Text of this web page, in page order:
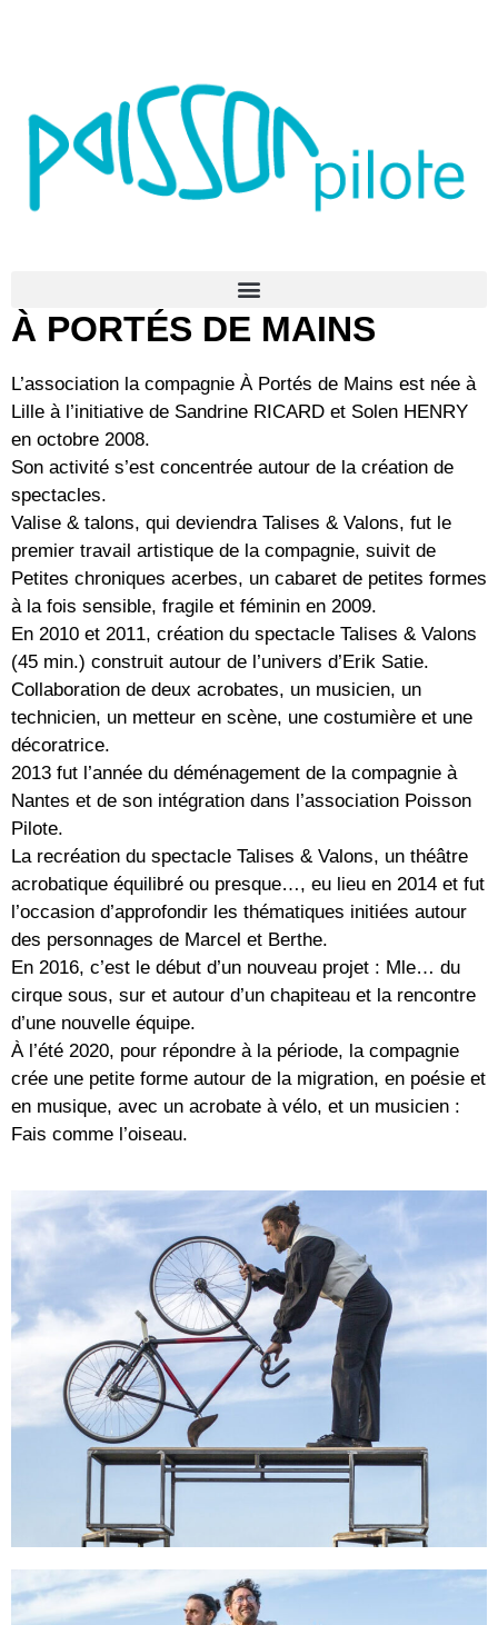
À PORTÉS DE MAINS
L’association la compagnie À Portés de Mains est née à
Lille à l’initiative de Sandrine RICARD et Solen HENRY
en octobre 2008.
Son activité s’est concentrée autour de la création de
spectacles.
Valise & talons, qui deviendra Talises & Valons, fut le
premier travail artistique de la compagnie, suivit de
Petites chroniques acerbes, un cabaret de petites formes
à la fois sensible, fragile et féminin en 2009.
En 2010 et 2011, création du spectacle Talises & Valons
(45 min.) construit autour de l’univers d’Erik Satie.
Collaboration de deux acrobates, un musicien, un
technicien, un metteur en scène, une costumière et une
décoratrice.
2013 fut l’année du déménagement de la compagnie à
Nantes et de son intégration dans l’association Poisson
Pilote.
La recréation du spectacle Talises & Valons, un théâtre
acrobatique équilibré ou presque…, eu lieu en 2014 et fut
l’occasion d’approfondir les thématiques initiées autour
des personnages de Marcel et Berthe.
En 2016, c’est le début d’un nouveau projet : Mle… du
cirque sous, sur et autour d’un chapiteau et la rencontre
d’une nouvelle équipe.
À l’été 2020, pour répondre à la période, la compagnie
crée une petite forme autour de la migration, en poésie et
en musique, avec un acrobate à vélo, et un musicien :
Fais comme l’oiseau.